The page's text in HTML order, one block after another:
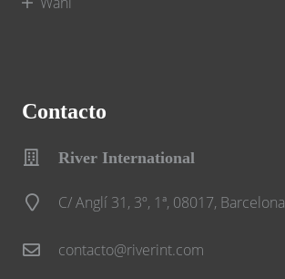
Contacto
River International
C/ Anglí 31, 3º, 1ª, 08017, Barcelona
contacto@riverint.com